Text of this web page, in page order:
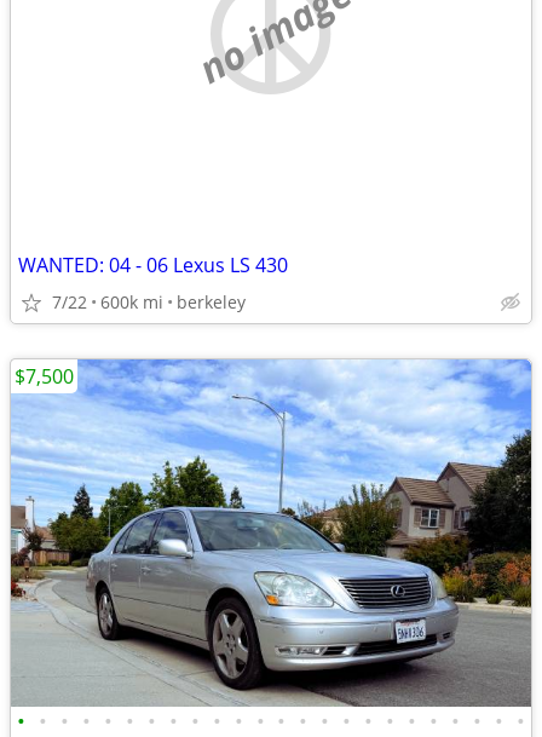
no image
WANTED: 04 - 06 Lexus LS 430
7/22 600k mi berkeley
• • • • • • • • • • • • • • • • • • • • • • • •
$7,500